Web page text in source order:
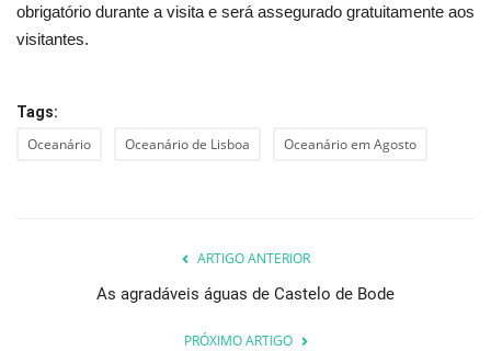
obrigatório durante a visita e será assegurado gratuitamente aos
visitantes.
Tags:
Oceanário Oceanário de Lisboa Oceanário em Agosto
ARTIGO ANTERIOR
As agradáveis águas de Castelo de Bode
PRÓXIMO ARTIGO